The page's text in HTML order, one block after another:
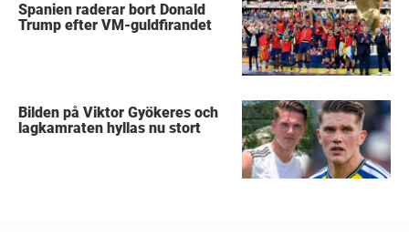
Spanien raderar bort Donald
Trump efter VM-guldfirandet
Bilden på Viktor Gyökeres och
lagkamraten hyllas nu stort